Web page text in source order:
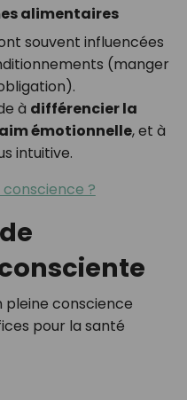
alimentaires
souvent influencées
(manger
à différencier la
émotionnelle, et à
intuitive.
?
conscience
pour la santé